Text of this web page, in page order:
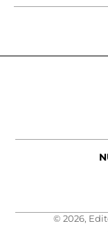
© 2026,